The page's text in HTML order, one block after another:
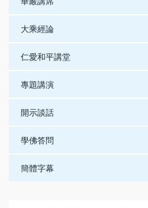
大乘經論
仁愛和平講堂
專題講演
開示談話
學佛答問
簡體字幕